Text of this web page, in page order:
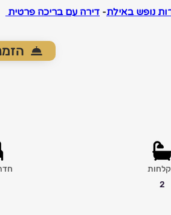
נופש באילת- דירה עם בריכה פרטית
2